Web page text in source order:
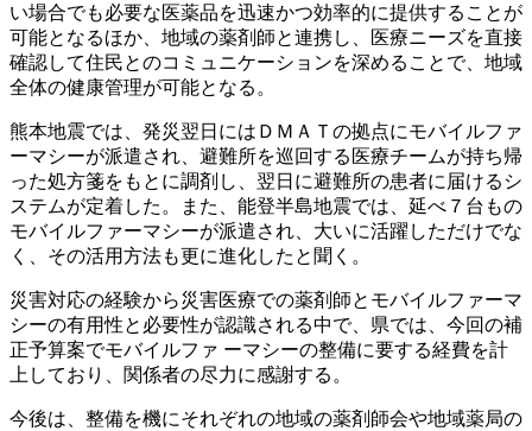
い場合でも必要な医薬品を迅速かつ効率的に提供することが
可能となるほか、地域の薬剤師と連携し、医療ニーズを直接
確認して住民とのコミュニケーションを深めることで、地域
全体の健康管理が可能となる。
熊本地震では、発災翌日にはＤＭＡＴの拠点にモバイルファ
ーマシーが派遣され、避難所を巡回する医療チームが持ち帰
った処方箋をもとに調剤し、翌日に避難所の患者に届けるシ
ステムが定着した。また、能登半島地震では、延べ７台もの
モバイルファーマシーが派遣され、大いに活躍しただけでな
く、その活用方法も更に進化したと聞く。
災害対応の経験から災害医療での薬剤師とモバイルファーマ
シーの有用性と必要性が認識される中で、県では、今回の補
正予算案でモバイルファ ーマシーの整備に要する経費を計
上しており、関係者の尽力に感謝する。
今後は、整備を機にそれぞれの地域の薬剤師会や地域薬局の